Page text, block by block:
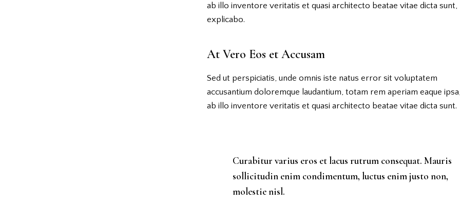
ab illo inventore veritatis et quasi architecto beatae vitae dicta sunt,
explicabo.
At Vero Eos et Accusam
Sed ut perspiciatis, unde omnis iste natus error sit voluptatem
accusantium doloremque laudantium, totam rem aperiam eaque
ab illo inventore veritatis et quasi architecto beatae vitae dicta sunt.
Curabitur varius eros et lacus rutrum consequat. Mauris
sollicitudin enim condimentum, luctus enim justo non,
molestie nisl.